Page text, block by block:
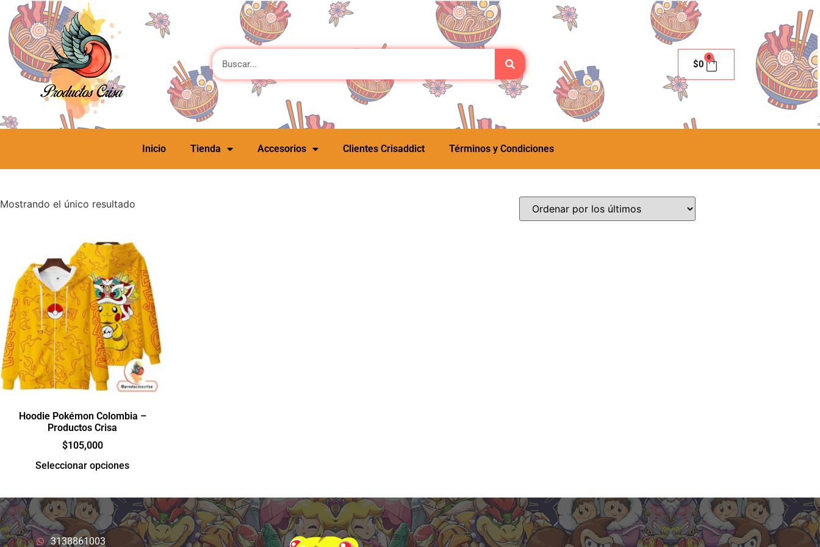
$0
0
Inicio Tienda Accesorios Clientes Crisaddict Términos y Condiciones
Mostrando el único resultado
Hoodie Pokémon Colombia –
Productos Crisa
$105,000
Seleccionar opciones
3138861003